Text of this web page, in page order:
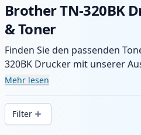
Brother TN-320BK
& Toner
Finden Sie den passenden
320BK Drucker mit unserer
XL-Patronen. Profitieren Sie
in .
Mehr lesen
Filter